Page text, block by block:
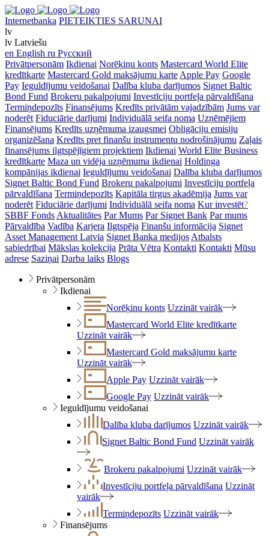
Internetbanka PIETEIKTIES SARUNAI
lv
lv Latviešu
en English ru Русский
Privātpersonām Ikdienai Norēķinu konts Mastercard World Elite
kredītkarte Mastercard Gold maksājumu karte Apple Pay Google
Pay Ieguldījumu veidošanai Dalība kluba darījumos Signet Baltic
Bond Fund Brokeru pakalpojumi Investīciju portfeļa pārvaldīšana
Termiņdepozīts Finansējums Kredīts privātām vajadzībām Jums var
noderēt Fiduciārie darījumi Individuālā seifa noma Uzņēmējiem
Finansējums Kredīts uzņēmuma izaugsmei Obligāciju emisiju
organizēšana Kredīts pret finanšu instrumentu nodrošinājumu Zaļais
finansējums ilgtspējīgiem projektiem Ikdienai World Elite Business
kredītkarte Maza un vidēja uzņēmuma ikdienai Holdinga
kompānijas ikdienai Ieguldījumu veidošanai Dalība kluba darījumos
Signet Baltic Bond Fund Brokeru pakalpojumi Investīciju portfeļa
pārvaldīšana Termiņdepozīts Kapitāla tirgus akadēmija Jums var
noderēt Fiduciārie darījumi Individuālā seifa noma Kur investēt?
SBBF Fonds Aktualitātes Par Mums Par Signet Bank Par mums
Pārvaldība Vadība Karjera Ilgtspēja Finanšu informācija Signet
Asset Management Latvia Signet Banka medijos Atbalsts
sabiedrībai Mākslas kolekcija Prāta Vētra Kontakti Kontakti Mūsu
adrese Saziņai Darba laiks Blogs
Privātpersonām
Ikdienai
Norēķinu konts Uzzināt vairāk
Mastercard World Elite kredītkarte
Uzzināt vairāk
Mastercard Gold maksājumu karte
Uzzināt vairāk
Apple Pay Uzzināt vairāk
Google Pay Uzzināt vairāk
Ieguldījumu veidošanai
Dalība kluba darījumos Uzzināt vairāk
Signet Baltic Bond Fund Uzzināt vairāk
Brokeru pakalpojumi Uzzināt vairāk
Investīciju portfeļa pārvaldīšana Uzzināt
vairāk
Termiņdepozīts Uzzināt vairāk
Finansējums